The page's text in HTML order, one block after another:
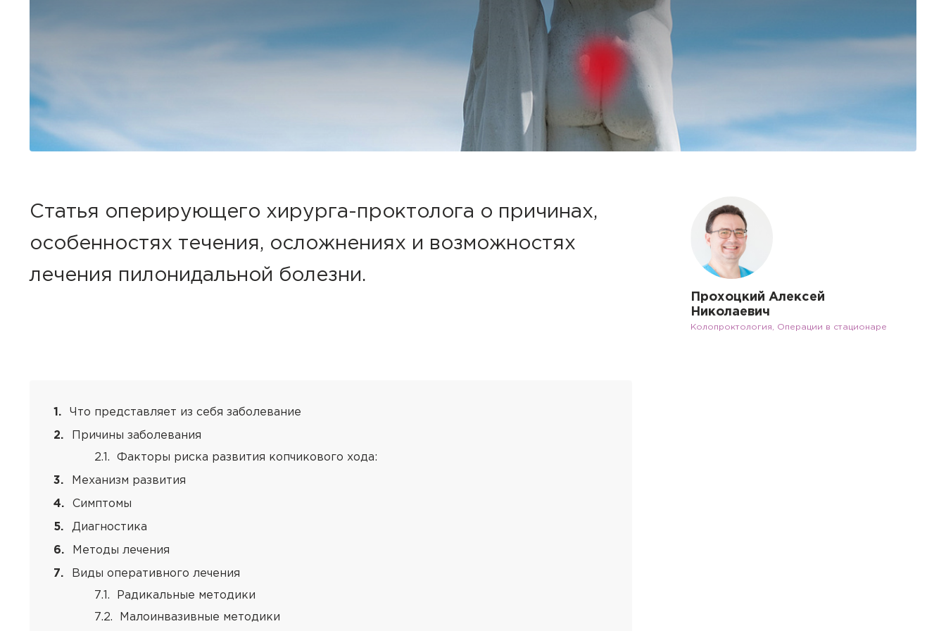
Прохоцкий Алексей
Николаевич
Колопроктология, Операции в стационаре
Статья оперирующего хирурга-проктолога о причинах,
особенностях течения, осложнениях и возможностях
лечения пилонидальной болезни.
Что представляет из себя заболевание
Причины заболевания
Факторы риска развития копчикового хода:
Механизм развития
Симптомы
Диагностика
Методы лечения
Виды оперативного лечения
Радикальные методики
Малоинвазивные методики